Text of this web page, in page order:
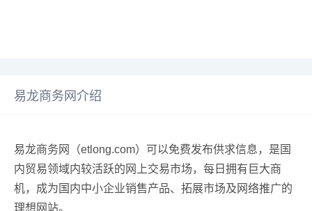
易龙商务网介绍
易龙商务网（etlong.com）可以免费发布供求信息，是国
内贸易领域内较活跃的网上交易市场，每日拥有巨大商
机，成为国内中小企业销售产品、拓展市场及网络推广的
理想网站。